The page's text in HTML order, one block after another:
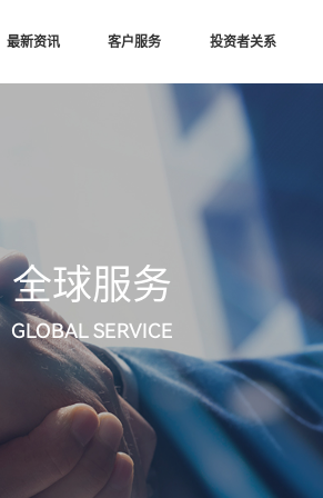
最新资讯 客户服务 投资者关系
全球服务
GLOBAL SERVICE